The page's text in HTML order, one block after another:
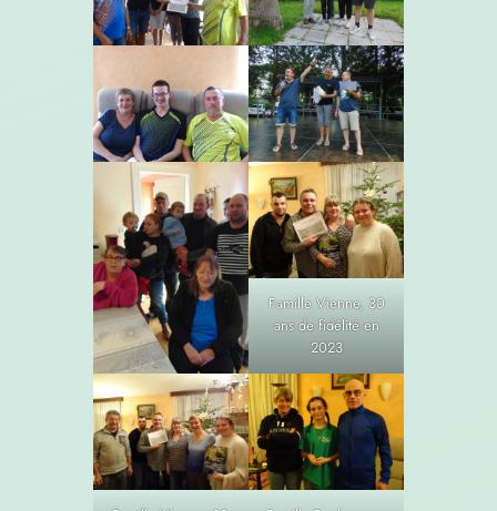
Famille Vienne, 30
ans de fidélité en
2023